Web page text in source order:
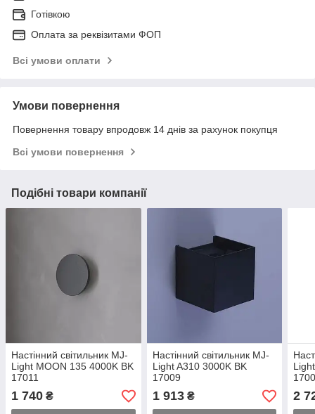
Готівкою
Оплата за реквізитами ФОП
Всі умови оплати
Умови повернення
Повернення товару впродовж 14 днів за рахунок покупця
Всі умови повернення
Подібні товари компанії
Настінний світильник MJ-
Light MOON 135 4000K BK
17011
1 740 ₴
Настінний світильник MJ-
Light A310 3000K BK
17009
1 913₴ 2